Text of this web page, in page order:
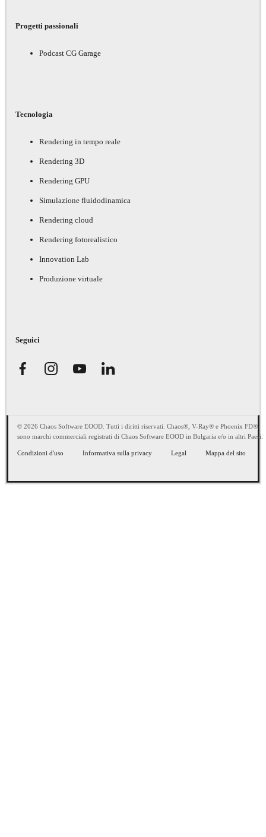
Progetti passionali
Podcast CG Garage
Tecnologia
Rendering in tempo reale
Rendering 3D
Rendering GPU
Simulazione fluidodinamica
Rendering cloud
Rendering fotorealistico
Innovation Lab
Produzione virtuale
Seguici
© 2026 Chaos Software EOOD. Tutti i diritti riservati. Chaos®, V-Ray® e Phoenix FD®
sono marchi commerciali registrati di Chaos Software EOOD in Bulgaria e/o in altri Paesi.
Condizioni d'uso Informativa sulla privacy Legal Mappa del sito